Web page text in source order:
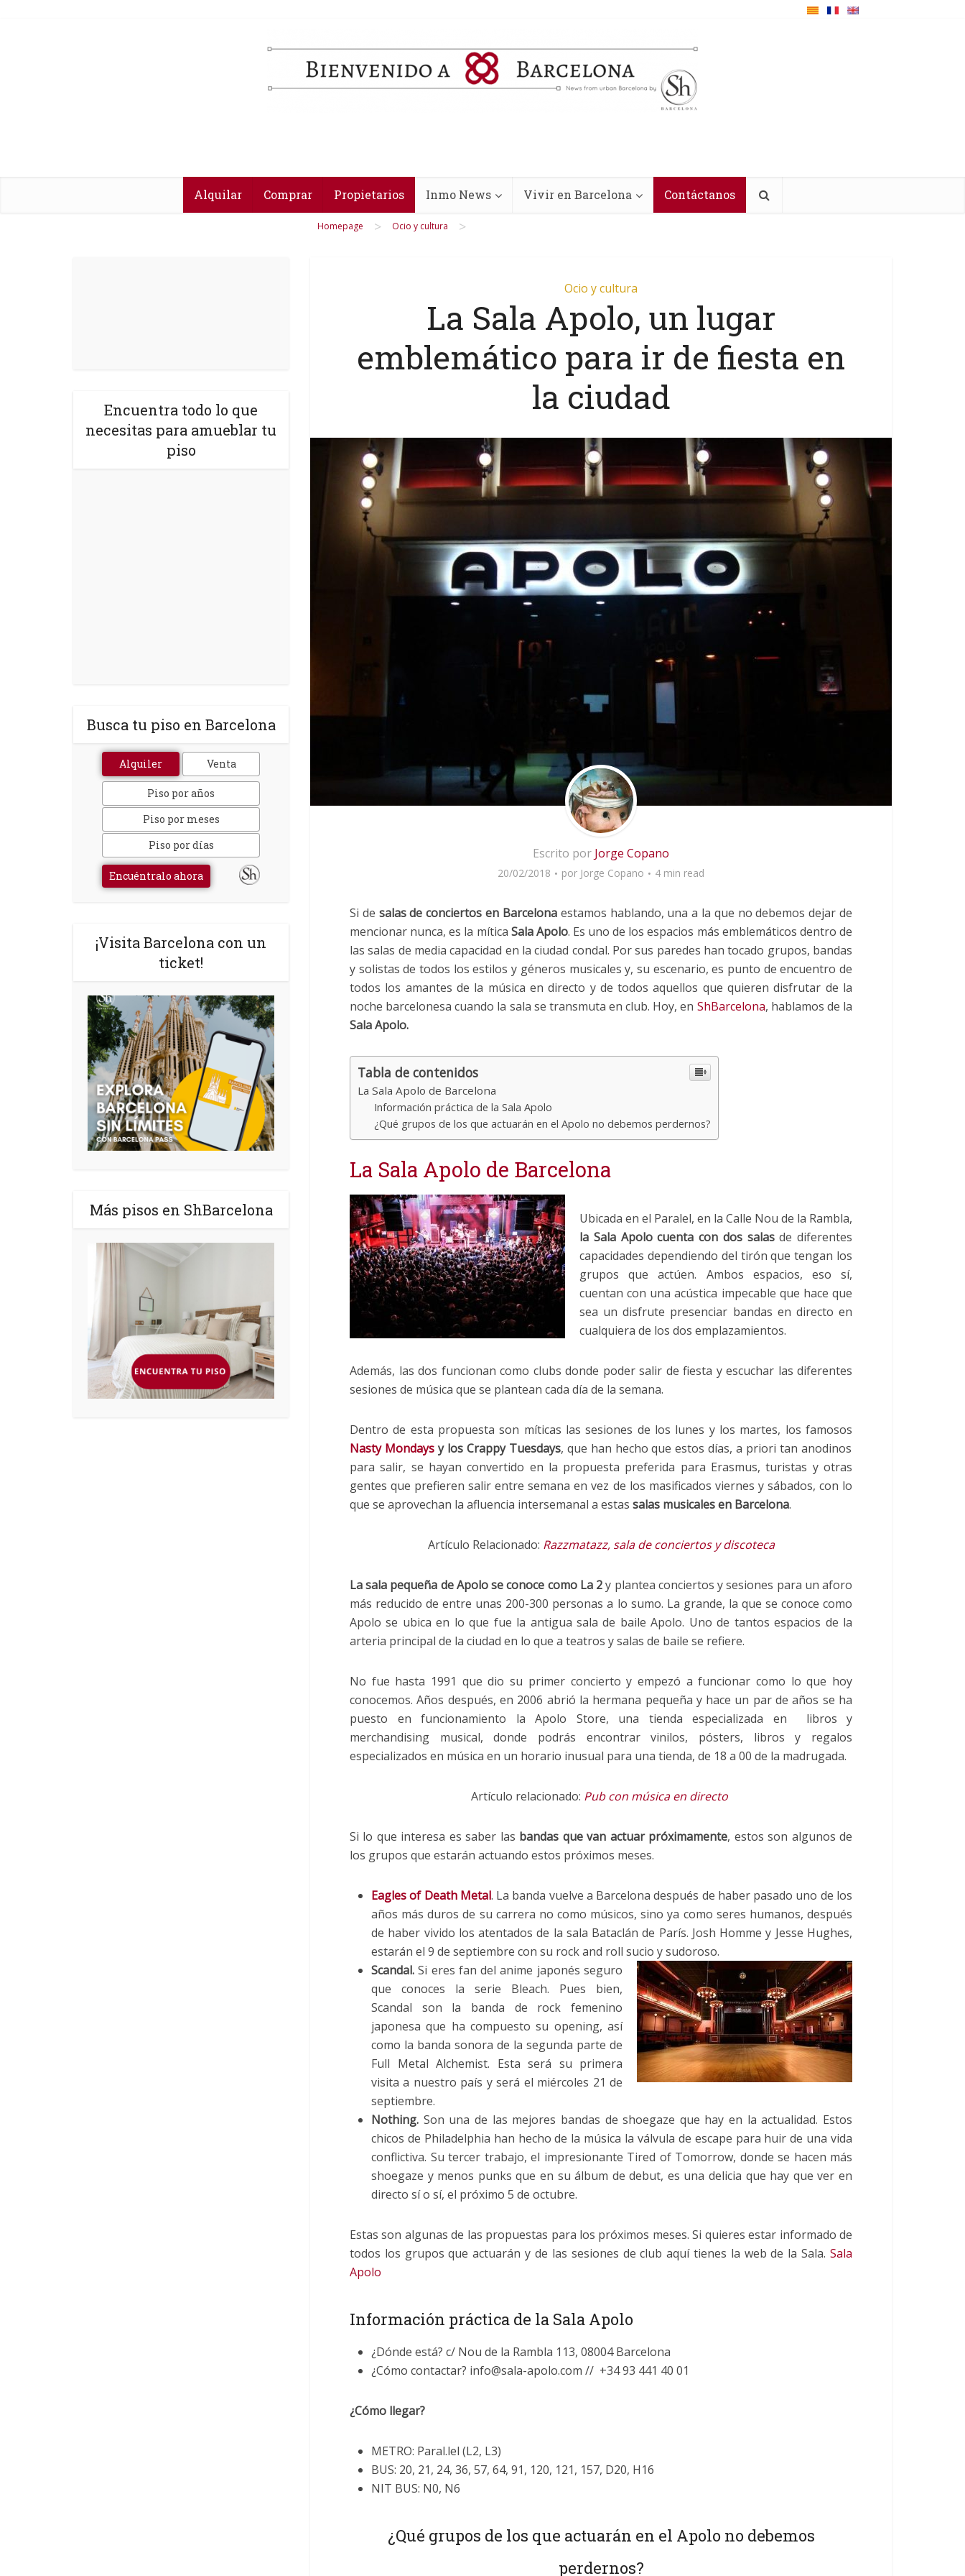
Alquilar Comprar Propietarios Inmo News Vivir en Barcelona Contáctanos
Homepage > Ocio y cultura >
Encuentra todo lo que
necesitas para amueblar tu
piso
Busca tu piso en Barcelona
Alquiler Venta
Piso por años
Piso por meses
Piso por días
Encuéntralo ahora
¡Visita Barcelona con un
ticket!
Más pisos en ShBarcelona
Ocio y cultura
La Sala Apolo, un lugar
emblemático para ir de fiesta en
la ciudad
Escrito por Jorge Copano
20/02/2018 por Jorge Copano 4 min read
Si de salas de conciertos en Barcelonaestamos hablando, una a la que no debemos dejar de
mencionar nunca, es la mítica Sala Apolo. Es uno de los espacios más emblemáticos dentro de
las salas de media capacidad en la ciudad condal. Por sus paredes han tocado grupos, bandas
y solistas de todos los estilos y géneros musicales y, su escenario, es punto de encuentro de
todos los amantes de la música en directo y de todos aquellos que quieren disfrutar de la
noche barcelonesa cuando la sala se transmuta en club. Hoy, en ShBarcelona, hablamos de la
Sala Apolo.
Tabla de contenidos
La Sala Apolo de Barcelona
Información práctica de la Sala Apolo
¿Qué grupos de los que actuarán en el Apolo no debemos perdernos?
La Sala Apolo de Barcelona
Ubicada en el Paralel, en la Calle Nou de la Rambla,
la Sala Apolo cuenta con dos salasde diferentes
capacidades dependiendo del tirón que tengan los
grupos que actúen. Ambos espacios, eso sí,
cuentan con una acústica impecable que hace que
sea un disfrute presenciar bandas en directo en
cualquiera de los dos emplazamientos.
Además, las dos funcionan como clubs donde poder salir de fiesta y escuchar las diferentes
sesiones de música que se plantean cada día de la semana.
Dentro de esta propuesta son míticas las sesiones de los lunes y los martes, los famosos
Nasty Mondaysy los Crappy Tuesdays, que han hecho que estos días, a priori tan anodinos
para salir, se hayan convertido en la propuesta preferida para Erasmus, turistas y otras
gentes que prefieren salir entre semana en vez de los masificados viernes y sábados, con lo
que se aprovechan la afluencia intersemanal a estas salas musicales en Barcelona.
Artículo Relacionado: Razzmatazz, sala de conciertos y discoteca
La sala pequeña de Apolo se conoce como La 2y plantea conciertos y sesiones para un aforo
más reducido de entre unas 200-300 personas a lo sumo. La grande, la que se conoce como
Apolo se ubica en lo que fue la antigua sala de baile Apolo. Uno de tantos espacios de la
arteria principal de la ciudad en lo que a teatros y salas de baile se refiere.
No fue hasta 1991 que dio su primer concierto y empezó a funcionar como lo que hoy
conocemos. Años después, en 2006 abrió la hermana pequeña y hace un par de años se ha
puesto en funcionamiento la Apolo Store, una tienda especializada en libros y
merchandising musical, donde podrás encontrar vinilos, pósters, libros y regalos
especializados en música en un horario inusual para una tienda, de 18 a 00 de la madrugada.
Artículo relacionado: Pub con música en directo
Si lo que interesa es saber las bandas que van actuar próximamente, estos son algunos de
los grupos que estarán actuando estos próximos meses.
Eagles of Death Metal. La banda vuelve a Barcelona después de haber pasado uno de los
años más duros de su carrera no como músicos, sino ya como seres humanos, después
de haber vivido los atentados de la sala Bataclán de París. Josh Homme y Jesse Hughes,
estarán el 9 de septiembre con su rock and roll sucio y sudoroso.
Scandal.Si eres fan del anime japonés seguro
que conoces la serie Bleach. Pues bien,
Scandal son la banda de rock femenino
japonesa que ha compuesto su opening, así
como la banda sonora de la segunda parte de
Full Metal Alchemist. Esta será su primera
visita a nuestro país y será el miércoles 21 de
septiembre.
Nothing. Son una de las mejores bandas de shoegaze que hay en la actualidad. Estos
chicos de Philadelphia han hecho de la música la válvula de escape para huir de una vida
conflictiva. Su tercer trabajo, el impresionante Tired of Tomorrow, donde se hacen más
shoegaze y menos punks que en su álbum de debut, es una delicia que hay que ver en
directo sí o sí, el próximo 5 de octubre.
Estas son algunas de las propuestas para los próximos meses. Si quieres estar informado de
todos los grupos que actuarán y de las sesiones de club aquí tienes la web de la Sala. Sala
Apolo
Información práctica de la Sala Apolo
¿Dónde está? c/ Nou de la Rambla 113, 08004 Barcelona
¿Cómo contactar? info@sala-apolo.com // +34 93 441 40 01
¿Cómo llegar?
METRO: Paral.lel (L2, L3)
BUS: 20, 21, 24, 36, 57, 64, 91, 120, 121, 157, D20, H16
NIT BUS: N0, N6
¿Qué grupos de los que actuarán en el Apolo no debemos
perdernos?